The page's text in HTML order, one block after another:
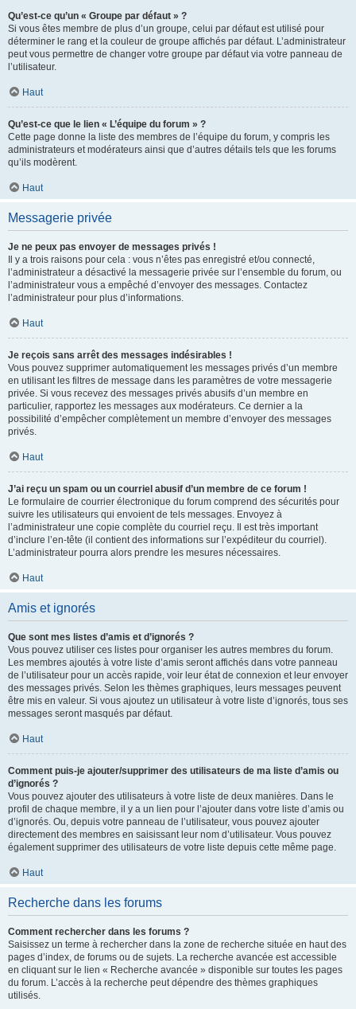
Qu’est-ce qu’un « Groupe par défaut » ?
Si vous êtes membre de plus d’un groupe, celui par défaut est utilisé pour
déterminer le rang et la couleur de groupe affichés par défaut. L’administrateur
peut vous permettre de changer votre groupe par défaut via votre panneau de
l’utilisateur.
Haut
Qu’est-ce que le lien « L’équipe du forum » ?
Cette page donne la liste des membres de l’équipe du forum, y compris les
administrateurs et modérateurs ainsi que d’autres détails tels que les forums
qu’ils modèrent.
Haut
Messagerie privée
Je ne peux pas envoyer de messages privés !
Il y a trois raisons pour cela : vous n’êtes pas enregistré et/ou connecté,
l’administrateur a désactivé la messagerie privée sur l’ensemble du forum, ou
l’administrateur vous a empêché d’envoyer des messages. Contactez
l’administrateur pour plus d’informations.
Haut
Je reçois sans arrêt des messages indésirables !
Vous pouvez supprimer automatiquement les messages privés d’un membre
en utilisant les filtres de message dans les paramètres de votre messagerie
privée. Si vous recevez des messages privés abusifs d’un membre en
particulier, rapportez les messages aux modérateurs. Ce dernier a la
possibilité d’empêcher complètement un membre d’envoyer des messages
privés.
Haut
J’ai reçu un spam ou un courriel abusif d’un membre de ce forum !
Le formulaire de courrier électronique du forum comprend des sécurités pour
suivre les utilisateurs qui envoient de tels messages. Envoyez à
l’administrateur une copie complète du courriel reçu. Il est très important
d’inclure l’en-tête (il contient des informations sur l’expéditeur du courriel).
L’administrateur pourra alors prendre les mesures nécessaires.
Haut
Amis et ignorés
Que sont mes listes d’amis et d’ignorés ?
Vous pouvez utiliser ces listes pour organiser les autres membres du forum.
Les membres ajoutés à votre liste d’amis seront affichés dans votre panneau
de l’utilisateur pour un accès rapide, voir leur état de connexion et leur envoyer
des messages privés. Selon les thèmes graphiques, leurs messages peuvent
être mis en valeur. Si vous ajoutez un utilisateur à votre liste d’ignorés, tous ses
messages seront masqués par défaut.
Haut
Comment puis-je ajouter/supprimer des utilisateurs de ma liste d’amis ou
d’ignorés ?
Vous pouvez ajouter des utilisateurs à votre liste de deux manières. Dans le
profil de chaque membre, il y a un lien pour l’ajouter dans votre liste d’amis ou
d’ignorés. Ou, depuis votre panneau de l’utilisateur, vous pouvez ajouter
directement des membres en saisissant leur nom d’utilisateur. Vous pouvez
également supprimer des utilisateurs de votre liste depuis cette même page.
Haut
Recherche dans les forums
Comment rechercher dans les forums ?
Saisissez un terme à rechercher dans la zone de recherche située en haut des
pages d’index, de forums ou de sujets. La recherche avancée est accessible
en cliquant sur le lien « Recherche avancée » disponible sur toutes les pages
du forum. L’accès à la recherche peut dépendre des thèmes graphiques
utilisés.